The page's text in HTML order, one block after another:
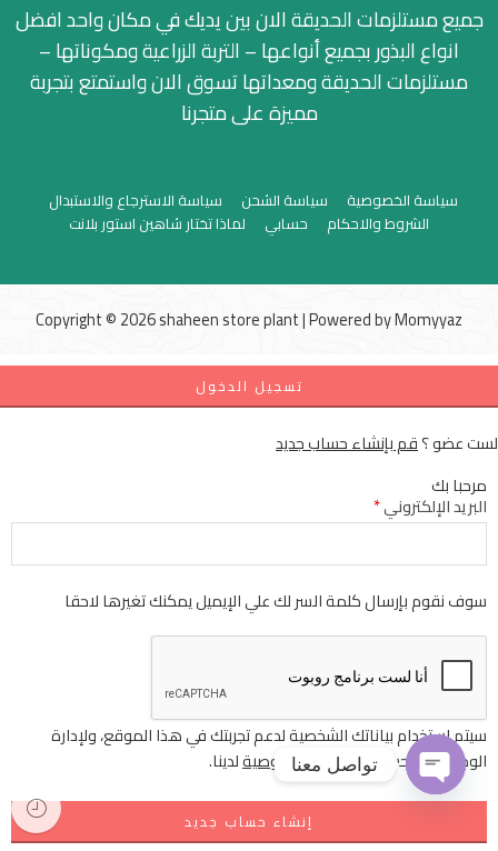
جميع مستلزمات الحديقة الان بين يديك في مكان واحد افضل
انواع البذور بجميع أنواعها – التربة الزراعية ومكوناتها –
مستلزمات الحديقة ومعداتها تسوق الان واستمتع بتجربة
مميزة على متجرنا
سياسة الخصوصية سياسة الشحن
سياسة الاسترجاع والاستبدال
الشروط والاحكام
حسابي لماذا تختار شاهين استور بلانت
Copyright © 2026 shaheen store plant | Powered byMomyyaz
تسجيل الدخول
لست عضو ؟قم بإنشاء حساب جديد
مرحبا بك
البريد الإلكتروني*
سوف نقوم بإرسال كلمة السر لك علي الإيميل يمكنك تغيرها لاحقا
سيتم استخدام بياناتك الشخصية لدعم تجربتك في هذا الموقع، ولإدارة
الوصول إلى حسابكسياسة الخصوصيةلدينا.
إنشاء حساب جديد
تواصل معنا
CHATY